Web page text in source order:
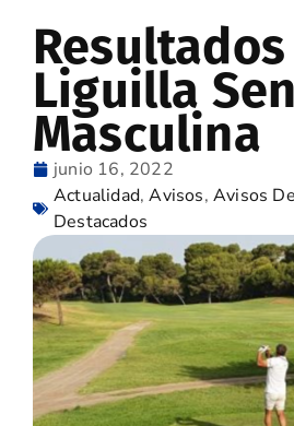
Liguilla
Masculina
junio 16, 2022
Actualidad,Avisos,Avisos
Destacados